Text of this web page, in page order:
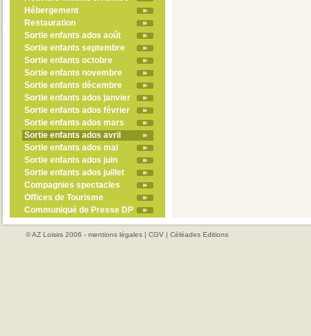
Hébergement
Restauration
Sortie enfants ados août
Sortie enfants septembre
Sortie enfants octobre
Sortie enfants novembre
Sortie enfants décembre
Sortie enfants ados janvier
Sortie enfants ados février
Sortie enfants ados mars
Sortie enfants ados avril
Sortie enfants ados mai
Sortie enfants ados juin
Sortie enfants ados juillet
Compagnies spectacles
Offices de Tourisme
Communiqué de Presse DP
© AZ Loisirs 2006 - mentions légales | CGV | Céléades Editions